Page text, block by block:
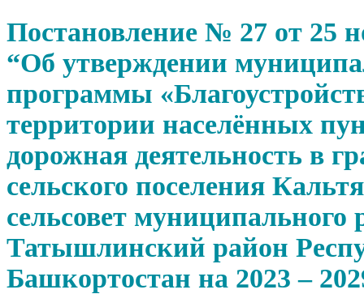
Постановление № 27 от 25
“Об утверждении
программы
территории населённых
дорожная деятельность в
сельского поселения
сельсовет муниципального
Татышлинский район
Башкортостан на 2023 –